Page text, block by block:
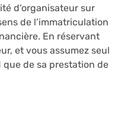
d’organisateur sur
de l’immatriculation
En réservant
et vous assumez seul
que de sa prestation de